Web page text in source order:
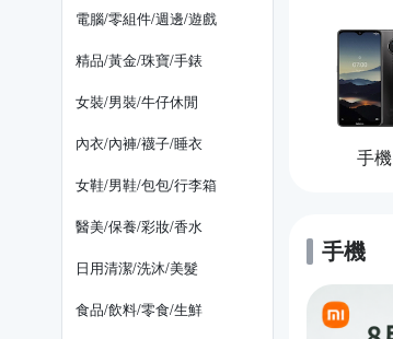
電腦/零組件/週邊/遊戲
精品/黃金/珠寶/手錶
女裝/男裝/牛仔休閒
內衣/內褲/襪子/睡衣
女鞋/男鞋/包包/行李箱
醫美/保養/彩妝/香水
日用清潔/洗沐/美髮
食品/飲料/零食/生鮮
手機
手機